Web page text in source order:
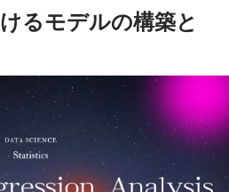
るモデルの構築と